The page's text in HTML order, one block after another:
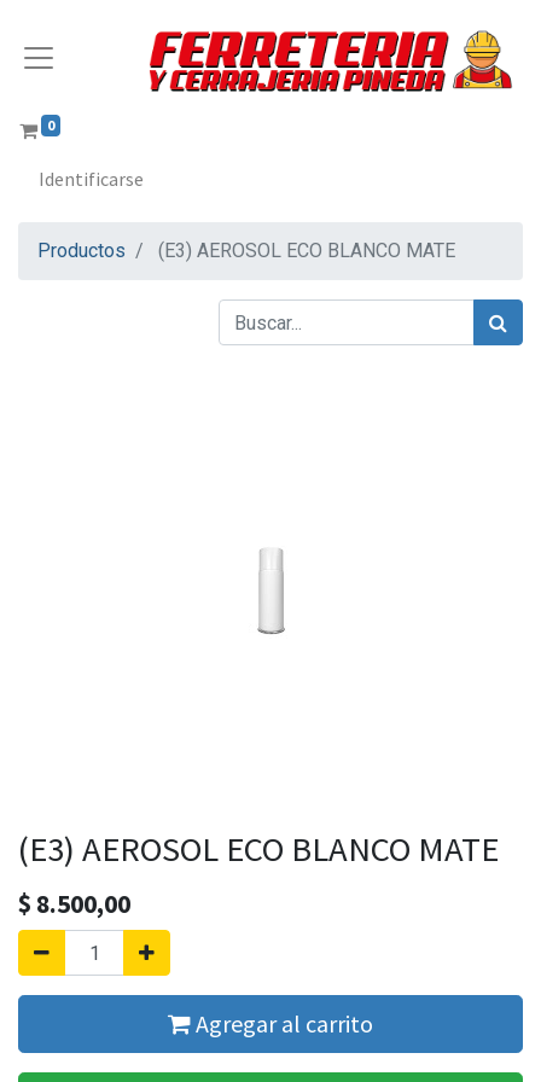
0
Identificarse
Productos (E3) AEROSOL ECO BLANCO MATE
(E3) AEROSOL ECO BLANCO MATE
$ 8.500,00
Agregar al carrito